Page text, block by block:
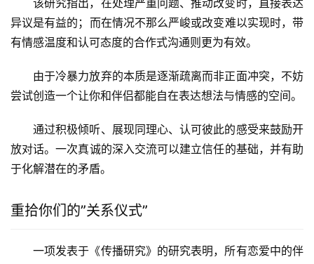
该研究指出，在处理严重问题、推动改变时，直接表达
异议是有益的；而在情况不那么严峻或改变难以实现时，带
有情感温度和认可态度的合作式沟通则更为有效。
由于冷暴力放弃的本质是逐渐疏离而非正面冲突，不妨
尝试创造一个让你和伴侣都能自在表达想法与情感的空间。
通过积极倾听、展现同理心、认可彼此的感受来鼓励开
放对话。一次真诚的深入交流可以建立信任的基础，并有助
于化解潜在的矛盾。
重拾你们的”关系仪式”
一项发表于《传播研究》的研究表明，所有恋爱中的伴